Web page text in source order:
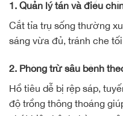
1. Quản lý tán và điều
Cắt tỉa trụ sống thường
sáng vừa đủ, tránh che
2. Phòng trừ sâu bệnh
Hồ tiêu dễ bị rệp sáp,
độ trồng thông thoáng